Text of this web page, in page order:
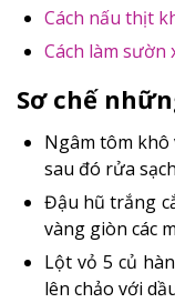
Cách nấu thịt
Cách làm sườn
Sơ chế
Ngâm tôm khô
sau đó rửa
Đậu hũ trắng
vàng giòn các
Lột vỏ 5 củ
lên chảo với